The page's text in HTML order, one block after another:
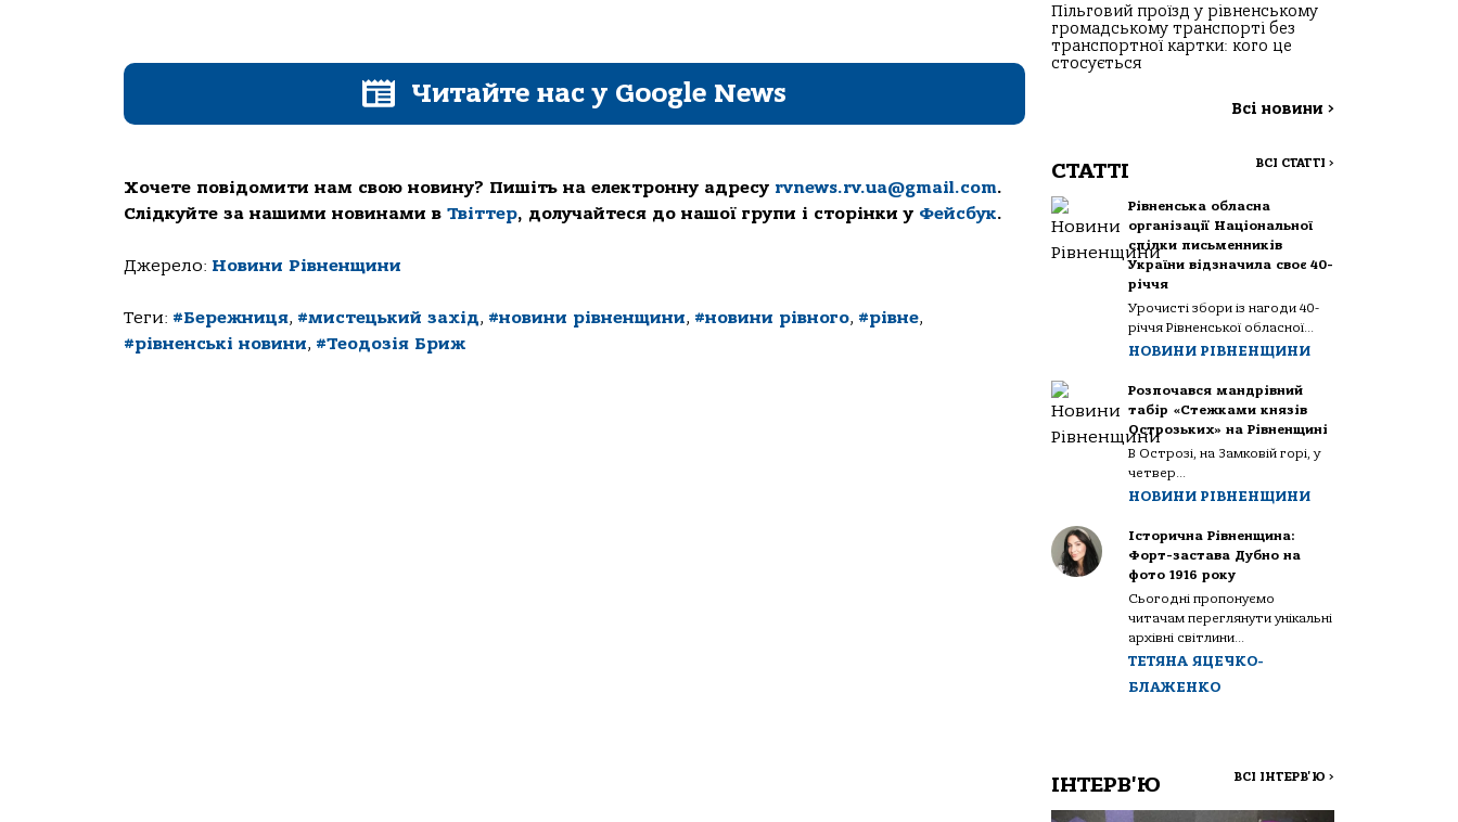
Читайте нас у Google News
Хочете повідомити нам свою новину? Пишіть на електронну адресу rvnews.rv.ua@gmail.com.
Слідкуйте за нашими новинами в Твіттер, долучайтеся до нашої групи і сторінки у Фейсбук.
Джерело: Новини Рівненщини
Теги: #Бережниця, #мистецький захід, #новини рівненщини, #новини рівного, #рівне,
#рівненські новини, #Теодозія Бриж
Пільговий проїзд у рівненському
громадському транспорті без
транспортної картки: кого це
стосується
Всі новини >
СТАТТІ ВСІ СТАТТІ >
Рівненська обласна
організації Національної
спілки письменників
України відзначила своє 40-
річчя
Урочисті збори із нагоди 40-
річчя Рівненської обласної...
НОВИНИ РІВНЕНЩИНИ
Розпочався мандрівний
табір «Стежками князів
Острозьких» на Рівненщині
В Острозі, на Замковій горі, у
четвер...
НОВИНИ РІВНЕНЩИНИ
Історична Рівненщина:
Форт-застава Дубно на
фото 1916 року
Сьогодні пропонуємо
читачам переглянути унікальні
архівні світлини...
ТЕТЯНА ЯЦЕЧКО-
БЛАЖЕНКО
ІНТЕРВ'Ю ВСІ ІНТЕРВ'Ю >